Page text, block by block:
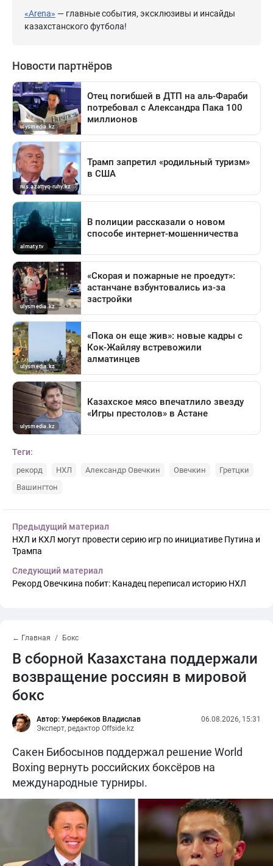
«Arena» — главные события, эксклюзивы и инсайды
казахстанского футбола!
Теги:
рекорд НХЛ Александр Овечкин Овечкин
Гретцки
Вашингтон
Предыдущий материал
НХЛ и КХЛ могут провести серию игр по инициативе Путина и
Трампа
Следующий материал
Рекорд Овечкина побит: Канадец переписал историю НХЛ
← Главная Бокс
В сборной Казахстана поддержали
возвращение россиян в мировой
бокс
Автор: Умербеков Владислав
Эксперт, редактор Offside.kz
06.08.2026, 15:31
Сакен Бибосынов поддержал решение World
Boxing вернуть российских боксёров на
международные турниры.